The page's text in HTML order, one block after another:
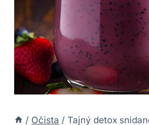
/ Očista / Tajný detox